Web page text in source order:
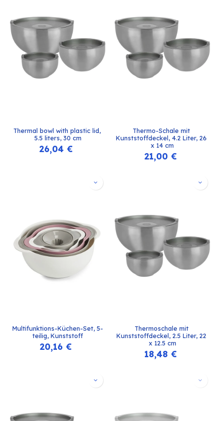
Thermal bowl with plastic lid,
5.5 liters, 30 cm
26,04 €
Thermo-Schale mit
Kunststoffdeckel, 4.2 Liter, 26
x 14 cm
21,00 €
Multifunktions-Küchen-Set, 5-
teilig, Kunststoff
20,16 €
Thermoschale mit
Kunststoffdeckel, 2.5 Liter, 22
x 12.5 cm
18,48 €